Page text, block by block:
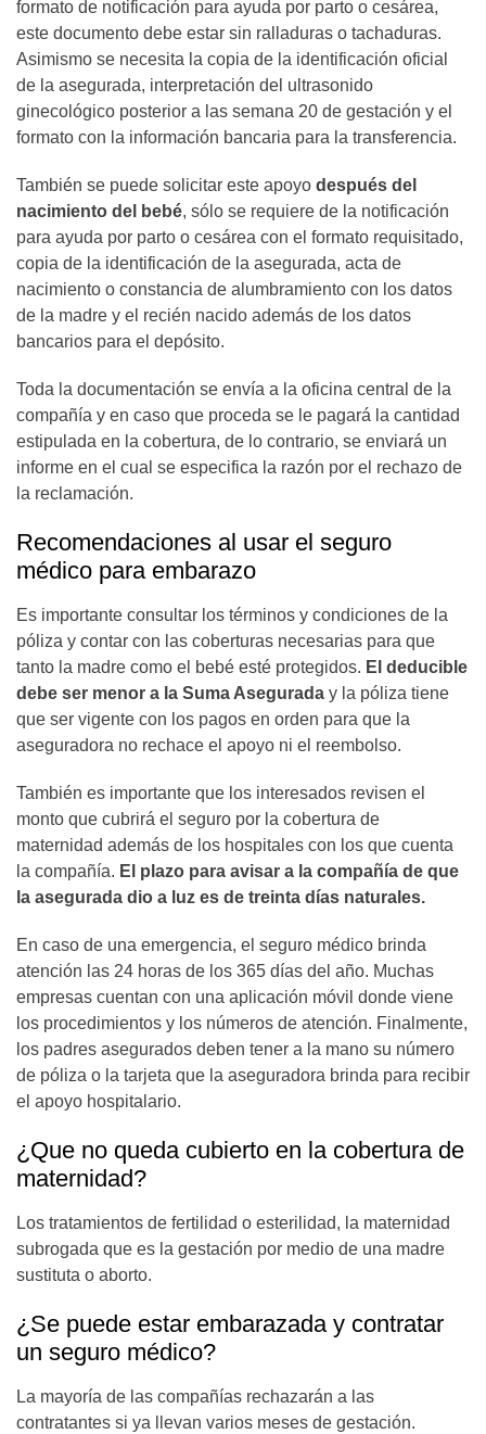
formato de notificación para ayuda por parto o cesárea,
este documento debe estar sin ralladuras o tachaduras.
Asimismo se necesita la copia de la identificación oficial
de la asegurada, interpretación del ultrasonido
ginecológico posterior a las semana 20 de gestación y el
formato con la información bancaria para la transferencia.
También se puede solicitar este apoyo después del
nacimiento del bebé, sólo se requiere de la notificación
para ayuda por parto o cesárea con el formato requisitado,
copia de la identificación de la asegurada, acta de
nacimiento o constancia de alumbramiento con los datos
de la madre y el recién nacido además de los datos
bancarios para el depósito.
Toda la documentación se envía a la oficina central de la
compañía y en caso que proceda se le pagará la cantidad
estipulada en la cobertura, de lo contrario, se enviará un
informe en el cual se especifica la razón por el rechazo de
la reclamación.
Recomendaciones al usar el seguro
médico para embarazo
Es importante consultar los términos y condiciones de la
póliza y contar con las coberturas necesarias para que
tanto la madre como el bebé esté protegidos. El deducible
debe ser menor a la Suma Asegurada y la póliza tiene
que ser vigente con los pagos en orden para que la
aseguradora no rechace el apoyo ni el reembolso.
También es importante que los interesados revisen el
monto que cubrirá el seguro por la cobertura de
maternidad además de los hospitales con los que cuenta
la compañía. El plazo para avisar a la compañía de que
la asegurada dio a luz es de treinta días naturales.
En caso de una emergencia, el seguro médico brinda
atención las 24 horas de los 365 días del año. Muchas
empresas cuentan con una aplicación móvil donde viene
los procedimientos y los números de atención. Finalmente,
los padres asegurados deben tener a la mano su número
de póliza o la tarjeta que la aseguradora brinda para recibir
el apoyo hospitalario.
¿Que no queda cubierto en la cobertura de
maternidad?
Los tratamientos de fertilidad o esterilidad, la maternidad
subrogada que es la gestación por medio de una madre
sustituta o aborto.
¿Se puede estar embarazada y contratar
un seguro médico?
La mayoría de las compañías rechazarán a las
contratantes si ya llevan varios meses de gestación.